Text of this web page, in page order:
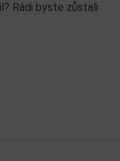
Rádi byste zůstali